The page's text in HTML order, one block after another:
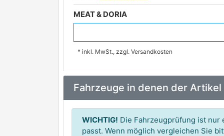
MEAT & DORIA
ELTA AUTOMOTIVE
ERA
HELLA
HOFFER
LUCAS premium Marke
* inkl. MwSt., zzgl. Versandkosten
Fahrzeuge in denen der
WICHTIG! Die Fahrzeugprüfung ist nur
passt. Wenn möglich vergleichen Sie